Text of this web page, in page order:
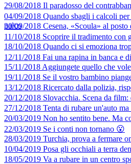
29/08/2018 Il paradosso del
04/09/2018 Quando sbagli i calcoli
palco
30/09/2018 Cesena, «Scoula» al
11/10/2018 Scoprire il tradimento con
18/10/2018 Quando ci si emoziona
12/11/2018 Fai una rapina in banca e
15/11/2018 Aggiungete quello che
19/11/2018 Se il vostro bambino
13/12/2018 Ricercato dalla polizia,
20/12/2018 Slovacchia. Scena da
27/12/2018 Tenta di rubare un'auto
20/03/2019 Non ho sentito bene. Ma
22/03/2019 Se i conti non tornano 😮
28/03/2019 Turchia, prova a fermare
10/04/2019 Posa gli occhiali a terra
18/05/2019 Va a rubare in un centro